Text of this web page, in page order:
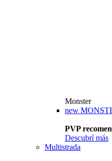
Monster
new
PVP
Descubrí más
Multistrada